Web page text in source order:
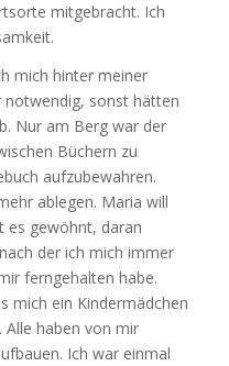
mitgebracht. Ich
mich hinter meiner
notwendig, sonst hätten
Nur am Berg war der
Büchern zu
aufzubewahren.
ablegen. Maria will
es gewöhnt, daran
der ich mich immer
ferngehalten habe.
mich ein Kindermädchen
Alle haben von mir
Ich war einmal